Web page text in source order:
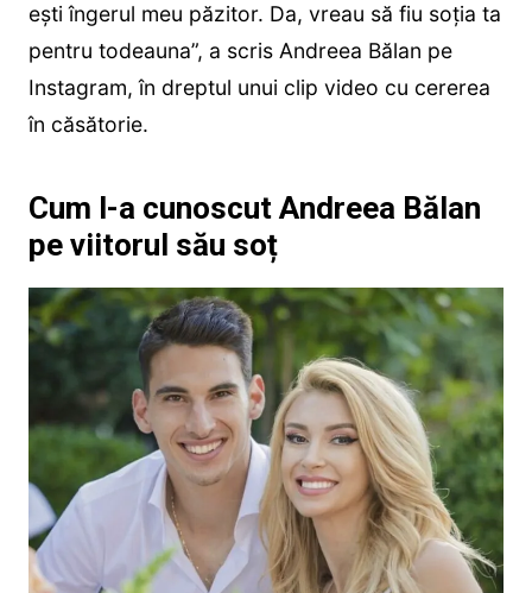
ești îngerul meu păzitor. Da, vreau să fiu soția ta
pentru todeauna”, a scris Andreea Bălan pe
Instagram, în dreptul unui clip video cu cererea
în căsătorie.
Cum l-a cunoscut Andreea Bălan
pe viitorul său soț